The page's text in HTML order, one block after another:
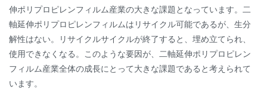
伸ポリプロピレンフィルム産業の大きな課題となっています。二
軸延伸ポリプロピレンフィルムはリサイクル可能であるが、生分
解性はない。リサイクルサイクルが終了すると、埋め立てられ、
使用できなくなる。このような要因が、二軸延伸ポリプロピレン
フィルム産業全体の成長にとって大きな課題であると考えられて
います。